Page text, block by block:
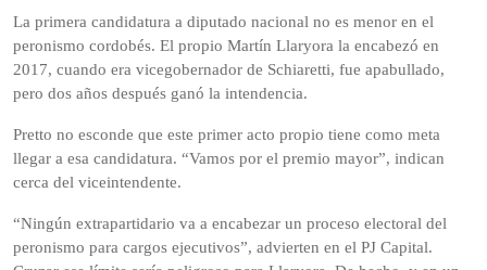
La primera candidatura a diputado nacional no es menor en el
peronismo cordobés. El propio Martín Llaryora la encabezó en
2017, cuando era vicegobernador de Schiaretti, fue apabullado,
pero dos años después ganó la intendencia.
Pretto no esconde que este primer acto propio tiene como meta
llegar a esa candidatura. “Vamos por el premio mayor”, indican
cerca del viceintendente.
“Ningún extrapartidario va a encabezar un proceso electoral del
peronismo para cargos ejecutivos”, advierten en el PJ Capital.